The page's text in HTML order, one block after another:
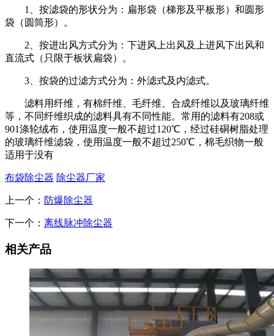
1、按滤袋的形状分为：扁形袋（梯形及平板形）和圆形
袋（圆筒形）。
2、按进出风方式分为：下进风上出风及上进风下出风和
直流式（只限于板状扁袋）。
3、按袋的过滤方式分为：外滤式及内滤式。
滤料用纤维，有棉纤维、毛纤维、合成纤维以及玻璃纤维
等，不同纤维织成的滤料具有不同性能。常用的滤料有208或
901涤轮绒布，使用温度一般不超过120℃，经过硅硐树脂处理
的玻璃纤维滤袋，使用温度一般不超过250℃，棉毛织物一般
适用于没有
布袋除尘器 除尘器厂家
上一个： 防爆除尘器
下一个： 离线脉冲除尘器
相关产品